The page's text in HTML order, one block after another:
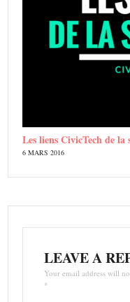
Les liens CivicTech de la
6 MARS 2016
LEAVE A
Your email address will
*